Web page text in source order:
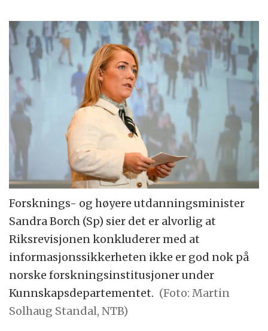
Forsknings- og høyere utdanningsminister
Sandra Borch (Sp) sier det er alvorlig at
Riksrevisjonen konkluderer med at
informasjonssikkerheten ikke er god nok på
norske forskningsinstitusjoner under
Kunnskapsdepartementet. (Foto: Martin
Solhaug Standal, NTB)